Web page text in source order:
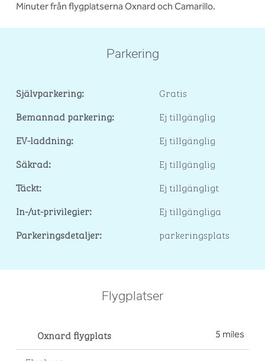
Minuter från flygplatserna Oxnard och Camarillo.
Parkering
Självparkering:
Gratis
Bemannad parkering:
Ej tillgänglig
EV-laddning:
Ej tillgänglig
Säkrad:
Ej tillgänglig
Täckt:
Ej tillgängligt
In-/ut-privilegier:
Ej tillgängliga
Parkeringsdetaljer:
parkeringsplats
Flygplatser
Oxnard flygplats 5 miles